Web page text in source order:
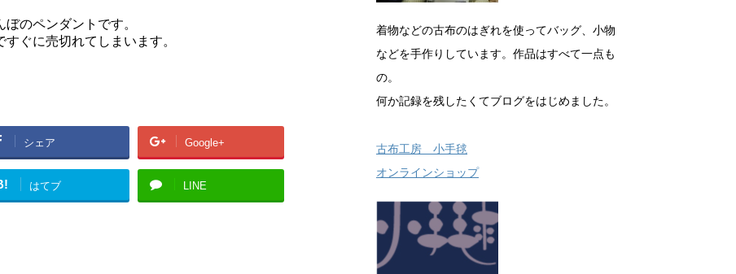
ぼのペンダントです。
すぐに売切れてしまいます。
シェア Google+
はてブ LINE
着物などの古布のはぎれを使ってバッグ、小物
などを手作りしています。作品はすべて一点も
の。
何か記録を残したくてブログをはじめました。
古布工房 小手毬
オンラインショップ